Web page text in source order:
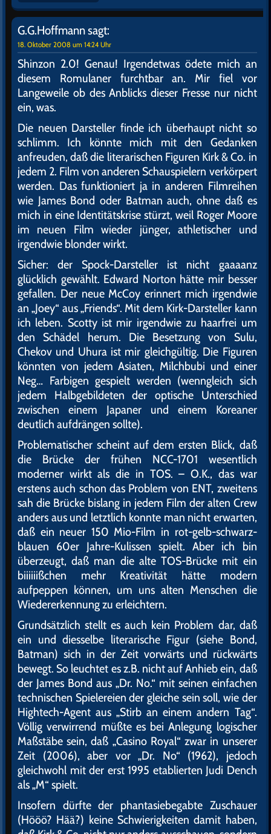
G.G.Hoffmannsagt:
18. Oktober 2008 um 14:24 Uhr
Shinzon 2.0! Genau! Irgendetwas ödete mich an
diesem Romulaner furchtbar an. Mir fiel vor
Langeweile ob des Anblicks dieser Fresse nur nicht
ein, was.
Die neuen Darsteller finde ich überhaupt nicht so
schlimm. Ich könnte mich mit den Gedanken
anfreuden, daß die literarischen Figuren Kirk & Co. in
jedem 2. Film von anderen Schauspielern verkörpert
werden. Das funktioniert ja in anderen Filmreihen
wie James Bond oder Batman auch, ohne daß es
mich in eine Identitätskrise stürzt, weil Roger Moore
im neuen Film wieder jünger, athletischer und
irgendwie blonder wirkt.
Sicher: der Spock-Darsteller ist nicht gaaaanz
glücklich gewählt. Edward Norton hätte mir besser
gefallen. Der neue McCoy erinnert mich irgendwie
an „Joey“ aus „Friends“. Mit dem Kirk-Darsteller kann
ich leben. Scotty ist mir irgendwie zu haarfrei um
den Schädel herum. Die Besetzung von Sulu,
Chekov und Uhura ist mir gleichgültig. Die Figuren
könnten von jedem Asiaten, Milchbubi und einer
Neg… Farbigen gespielt werden (wenngleich sich
jedem Halbgebildeten der optische Unterschied
zwischen einem Japaner und einem Koreaner
deutlich aufdrängen sollte).
Problematischer scheint auf dem ersten Blick, daß
die Brücke der frühen NCC-1701 wesentlich
moderner wirkt als die in TOS. – O.K., das war
erstens auch schon das Problem von ENT, zweitens
sah die Brücke bislang in jedem Film der alten Crew
anders aus und letztlich konnte man nicht erwarten,
daß ein neuer 150 Mio-Film in rot-gelb-schwarz-
blauen 60er Jahre-Kulissen spielt. Aber ich bin
überzeugt, daß man die alte TOS-Brücke mit ein
biiiiiißchen mehr Kreativität hätte modern
aufpeppen können, um uns alten Menschen die
Wiedererkennung zu erleichtern.
Grundsätzlich stellt es auch kein Problem dar, daß
ein und diesselbe literarische Figur (siehe Bond,
Batman) sich in der Zeit vorwärts und rückwärts
bewegt. So leuchtet es z.B. nicht auf Anhieb ein, daß
der James Bond aus „Dr. No.“ mit seinen einfachen
technischen Spielereien der gleiche sein soll, wie der
Hightech-Agent aus „Stirb an einem andern Tag“.
Völlig verwirrend müßte es bei Anlegung logischer
Maßstäbe sein, daß „Casino Royal“ zwar in unserer
Zeit (2006), aber vor „Dr. No“ (1962), jedoch
gleichwohl mit der erst 1995 etablierten Judi Dench
als „M“ spielt.
Insofern dürfte der phantasiebegabte Zuschauer
(Hööö? Hää?) keine Schwierigkeiten damit haben,